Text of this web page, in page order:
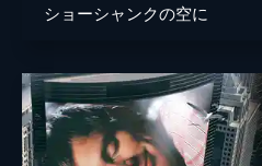
ショーシャンクの空に